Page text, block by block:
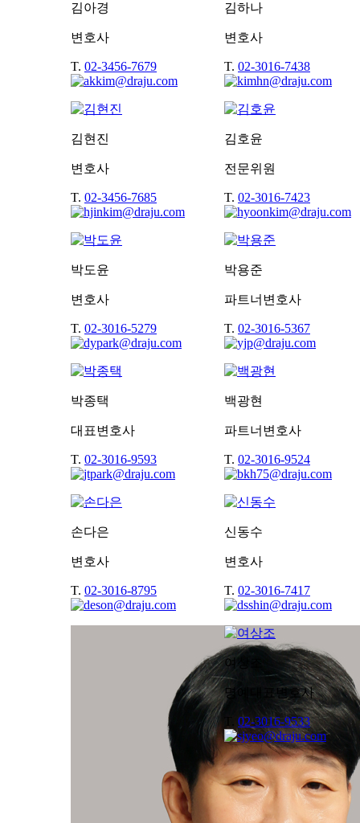
김아경
변호사
T. 02-3456-7679
김하나
변호사
T. 02-3016-7438
김현진
변호사
T. 02-3456-7685
김호윤
전문위원
T. 02-3016-7423
박도윤
변호사
T. 02-3016-5279
박용준
파트너변호사
T. 02-3016-5367
박종택
대표변호사
T. 02-3016-9593
백광현
파트너변호사
T. 02-3016-9524
손다은
변호사
T. 02-3016-8795
신동수
변호사
T. 02-3016-7417
여상조
명예대표변호사
02-3016-9533